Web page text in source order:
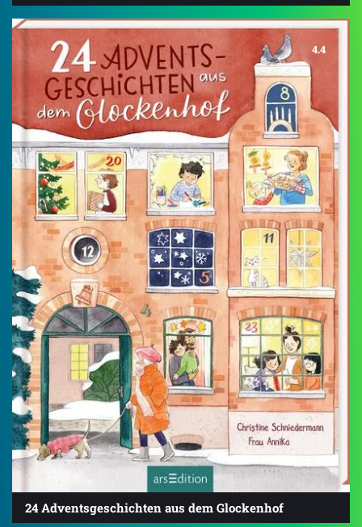
4.4
24 Adventsgeschichten aus dem Glockenhof